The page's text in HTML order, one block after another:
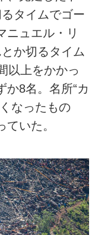
タイムでゴー
ニュエル・リ
か切るタイム
以上をかかっ
か8名。名所“カ
なったもの
いた。